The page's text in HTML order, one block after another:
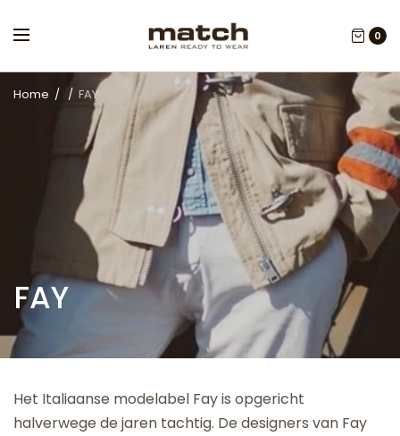
0
Home / / FAY
FAY
Het Italiaanse modelabel Fay is opgericht
halverwege de jaren tachtig. De designers van Fay